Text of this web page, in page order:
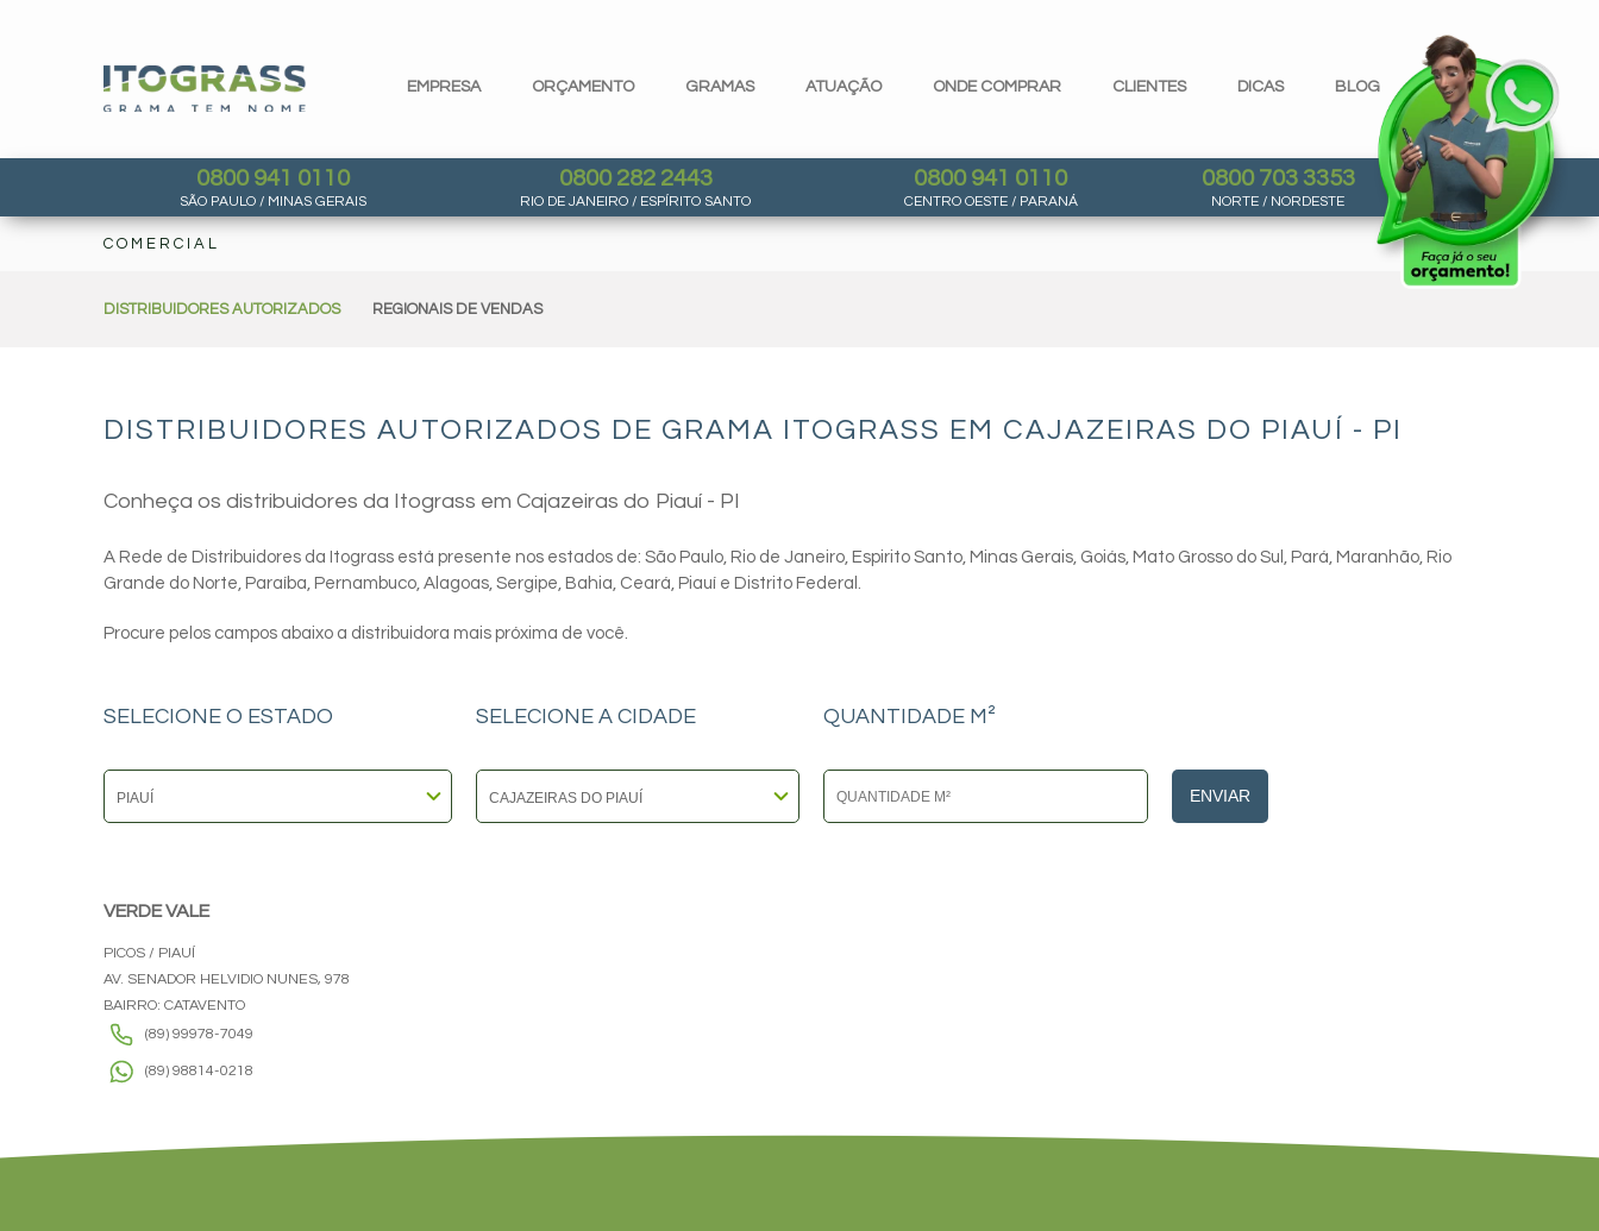
EMPRESA ORÇAMENTO GRAMAS ATUAÇÃO ONDE COMPRAR CLIENTES DICAS BLOG
0800 941 0110
SÃO PAULO / MINAS GERAIS
0800 282 2443
RIO DE JANEIRO / ESPÍRITO SANTO
0800 941 0110
CENTRO OESTE / PARANÁ
0800 703 3353
NORTE / NORDESTE
COMERCIAL
DISTRIBUIDORES AUTORIZADOS REGIONAIS DE VENDAS
DISTRIBUIDORES AUTORIZADOS DE GRAMA ITOGRASS EM CAJAZEIRAS DO PIAUÍ - PI
Conheça os distribuidores da Itograss em Cajazeiras do Piauí - PI
A Rede de Distribuidores da Itograss está presente nos estados de: São Paulo, Rio de Janeiro, Espirito Santo, Minas Gerais, Goiás, Mato Grosso do Sul, Pará, Maranhão, Rio
Grande do Norte, Paraíba, Pernambuco, Alagoas, Sergipe, Bahia, Ceará, Piauí e Distrito Federal.
Procure pelos campos abaixo a distribuidora mais próxima de você.
SELECIONE O ESTADO SELECIONE A CIDADE QUANTIDADE M²
ENVIAR
VERDE VALE
PICOS / PIAUÍ
AV. SENADOR HELVIDIO NUNES, 978
BAIRRO: CATAVENTO
(89) 99978-7049
(89) 98814-0218